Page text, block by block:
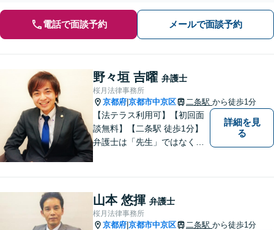
電話で面談予約 メールで面談予約
野々垣 吉曜 弁護士
桜月法律事務所
京都府 京都市中京区 二条駅 から徒歩1分
【法テラス利用可】【初回面
談無料】【二条駅 徒歩1分】
弁護士は「先生」ではなく、
居が高いと思っていらっしゃ
る方こそ、是非一度ご相談く
ださい。
詳細を見
る
山本 悠揮 弁護士
桜月法律事務所
京都府 京都市中京区 二条駅 から徒歩1分